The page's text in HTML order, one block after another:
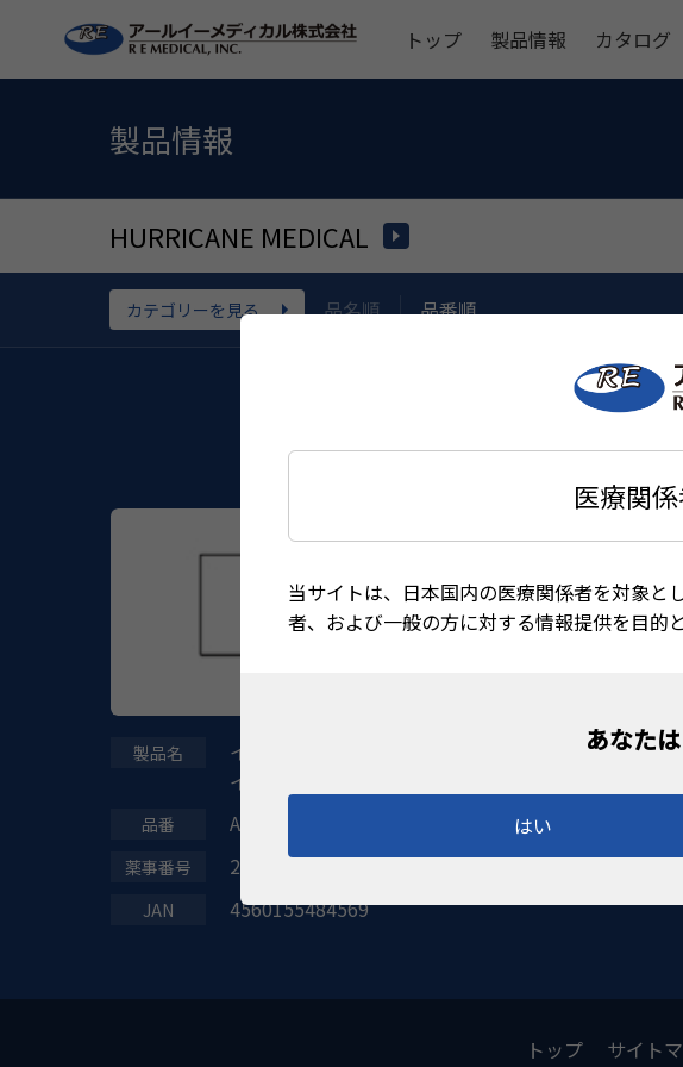
医療関
当サイトは、日本国内の医療関係者を対象と
者、および一般の方に対する情報提供を目的
はい
トップ 製品情報 カタログ
製品情報
HURRICANE MEDICAL
カテゴリーを見る 品名順 品番順
インスツルメントワ
イプ 20個入
AU-HC9101
27B1X00001009101
4560155484569
コネクタ
トップ サイト